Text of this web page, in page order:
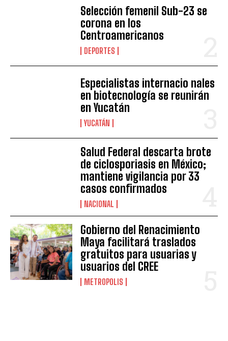
Selección femenil Sub-23 se
corona en los
Centroamericanos
DEPORTES
Especialistas internacio nales
en biotecnología se reunirán
en Yucatán
YUCATÁN
Salud Federal descarta brote
de ciclosporiasis en México;
mantiene vigilancia por 33
casos confirmados
NACIONAL
Gobierno del Renacimiento
Maya facilitará traslados
gratuitos para usuarias y
usuarios del CREE
METROPOLIS